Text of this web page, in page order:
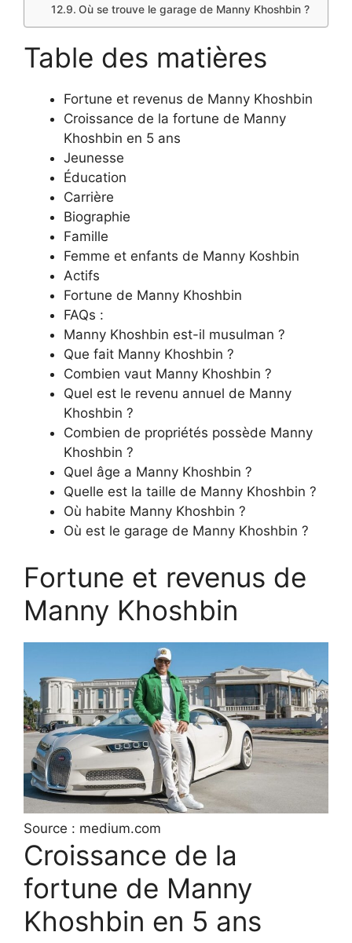
Où se trouve le garage de Manny Khoshbin ?
Table des matières
Fortune et revenus de Manny Khoshbin
Croissance de la fortune de Manny
Khoshbin en 5 ans
Jeunesse
Éducation
Carrière
Biographie
Famille
Femme et enfants de Manny Koshbin
Actifs
Fortune de Manny Khoshbin
FAQs :
Manny Khoshbin est-il musulman ?
Que fait Manny Khoshbin ?
Combien vaut Manny Khoshbin ?
Quel est le revenu annuel de Manny
Khoshbin ?
Combien de propriétés possède Manny
Khoshbin ?
Quel âge a Manny Khoshbin ?
Quelle est la taille de Manny Khoshbin ?
Où habite Manny Khoshbin ?
Où est le garage de Manny Khoshbin ?
Fortune et revenus de
Manny Khoshbin
Source : medium.com
Croissance de la
fortune de Manny
Khoshbin en 5 ans